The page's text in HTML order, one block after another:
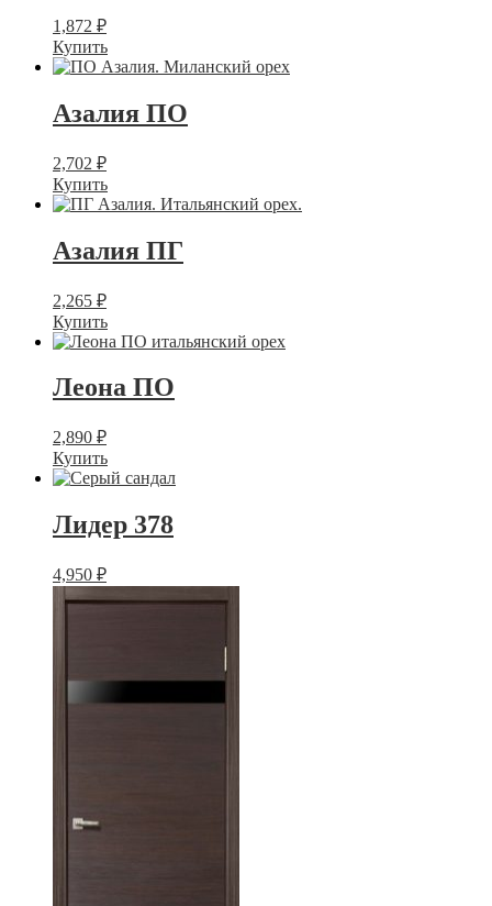
1,872 ₽
Купить
Азалия ПО
2,702 ₽
Купить
Азалия ПГ
2,265 ₽
Купить
Леона ПО
2,890 ₽
Купить
Лидер 378
4,950 ₽